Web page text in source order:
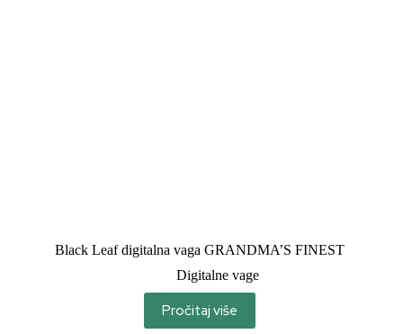
Black Leaf digitalna vaga GRANDMA’S FINEST
Digitalne vage
Pročitaj više